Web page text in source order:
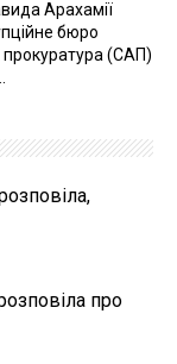
Арахамії
бюро
прокуратура (САП)
про